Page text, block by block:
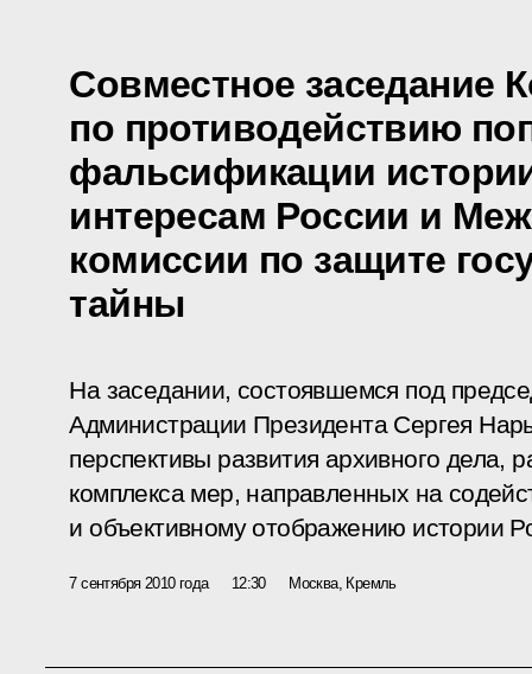
Совместное заседание
по противодействию
фальсификации
интересам России и
комиссии по защите
тайны
На заседании, состоявшемся под
Администрации Президента Сергея
перспективы развития архивного дела,
комплекса мер, направленных на
и объективному отображению истории
7 сентября 2010 года 12:30 Москва, Кремль